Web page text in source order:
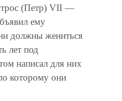
(Петр) VII —
ему
должны жениться
лет под
написал для них
которому они